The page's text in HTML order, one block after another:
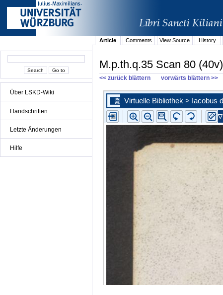
Über LSKD-Wiki
Handschriften
Letzte Änderungen
Hilfe
Article
Comments View Source History
M.p.th.q.35 Scan 80 (40v)
<< zurück blättern vorwärts blättern >>